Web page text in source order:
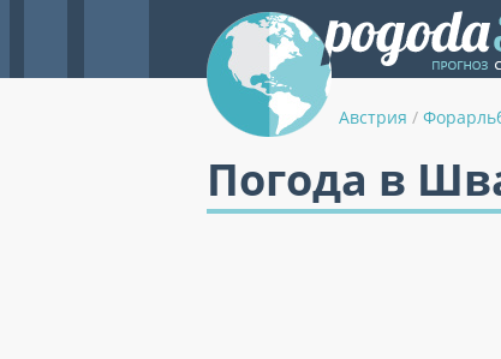
Австрия /
Погода в